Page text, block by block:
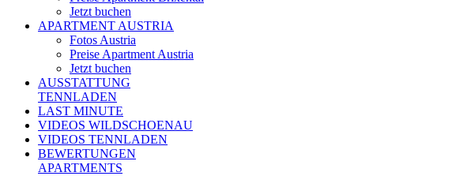
Jetzt buchen
APARTMENT AUSTRIA
Fotos Austria
Preise Apartment Austria
Jetzt buchen
AUSSTATTUNG
TENNLADEN
LAST MINUTE
VIDEOS WILDSCHOENAU
VIDEOS TENNLADEN
BEWERTUNGEN
APARTMENTS